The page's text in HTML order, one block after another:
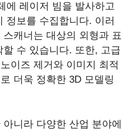
에 레이저 빔을 발사하고
정보를 수집합니다. 이러
캐너는 대상의 외형과 표
수 있습니다. 또한, 고급
이즈 제거와 이미지 최적
더욱 정확한 3D 모델링
니라 다양한 산업 분야에